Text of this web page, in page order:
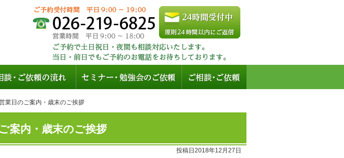
業日のご案内・歳末のご挨拶
案内・歳末のご挨拶
投稿日2018年12月27日